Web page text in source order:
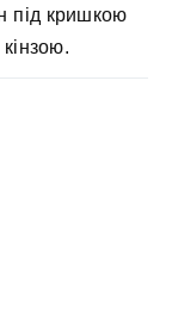
під кришкою